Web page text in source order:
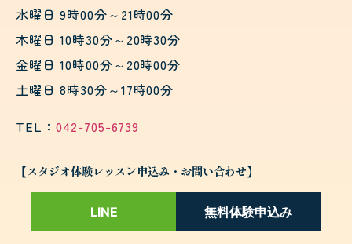
水曜日 9時00分～21時00分
木曜日 10時30分～20時30分
金曜日 10時00分～20時00分
土曜日 8時30分～17時00分
TEL： 042-705-6739
【スタジオ体験レッスン申込み・お問い合わせ】
LINE 無料体験申込み